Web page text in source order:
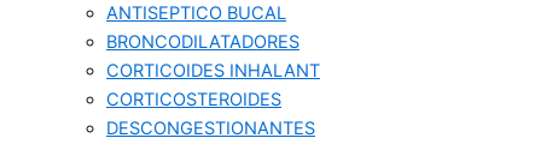
ANTISEPTICO BUCAL
BRONCODILATADORES
CORTICOIDES INHALANT
CORTICOSTEROIDES
DESCONGESTIONANTES